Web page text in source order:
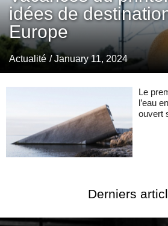
idées de
Europe
Actualité / January 11, 2024
Le
l’eau
ouvert
Derniers